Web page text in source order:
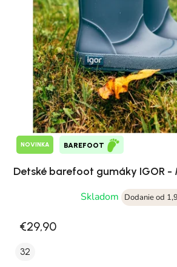
NOVINKA BAREFOOT
Detské barefoot gumáky IGOR -
Skladom
Dodanie od
€29,90
32